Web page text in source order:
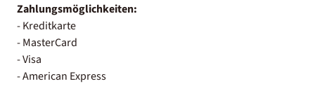
Zahlungsmöglichkeiten:
- Kreditkarte
- MasterCard
- Visa
- American Express